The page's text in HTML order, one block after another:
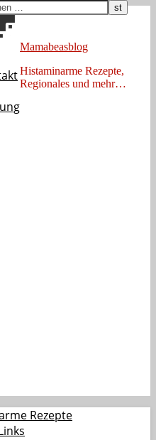
Mamabeasblog
Histaminarme Rezepte,
Regionales und mehr…
Rezepte